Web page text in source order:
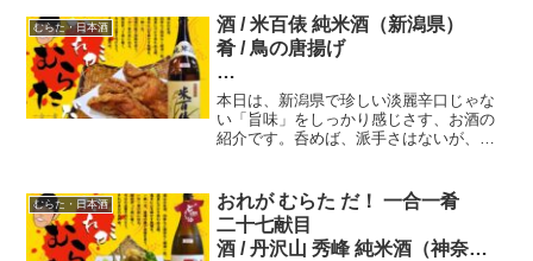
宗 稲造、肴 / 豚肉とセリのさと煮。コロ
ナ休業だったために、時間差で春の肴を
掲載。
むらた・日本酒
酒 / 米百俵 純米酒（新潟県）
肴 / 鳥の唐揚げ
九七献目 おれが むらた だ！
一合一肴
本日は、新潟県で珍しい淡麗辛口じゃな
い「旨味」をしっかり感じさす、お酒の
紹介です。呑めば、派手さはないが、米
ランスで整っている！燗で頂けば、頃合
いの良い「コク」が広がる良質なお酒で
す。
むらた・日本酒
おれが むらた だ！ 一合一肴
二十七献目
酒 / 丹沢山 秀峰 純米酒（神奈川